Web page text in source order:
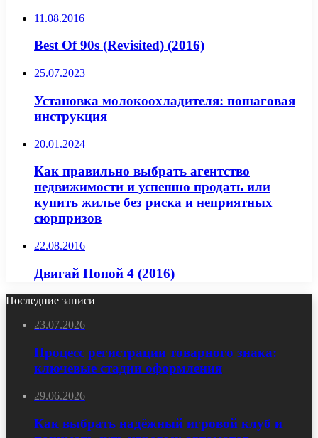
11.08.2016
Best Of 90s (Revisited) (2016)
25.07.2023
Установка молокоохладителя: пошаговая
инструкция
20.01.2024
Как правильно выбрать агентство
недвижимости и успешно продать или
купить жилье без риска и неприятных
сюрпризов
22.08.2016
Двигай Попой 4 (2016)
Последние записи
23.07.2026
Процесс регистрации товарного знака:
ключевые стадии оформления
29.06.2026
Как выбрать надёжный игровой клуб и